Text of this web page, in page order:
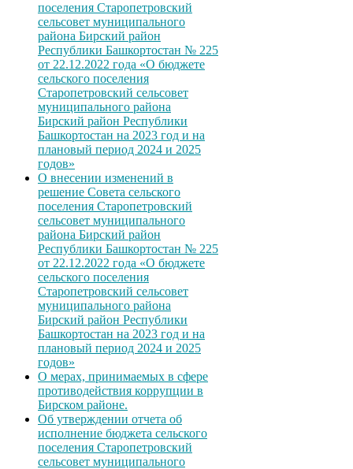
поселения Старопетровский
сельсовет муниципального
района Бирский район
Республики Башкортостан № 225
от 22.12.2022 года «О бюджете
сельского поселения
Старопетровский сельсовет
муниципального района
Бирский район Республики
Башкортостан на 2023 год и на
плановый период 2024 и 2025
годов»
О внесении изменений в
решение Совета сельского
поселения Старопетровский
сельсовет муниципального
района Бирский район
Республики Башкортостан № 225
от 22.12.2022 года «О бюджете
сельского поселения
Старопетровский сельсовет
муниципального района
Бирский район Республики
Башкортостан на 2023 год и на
плановый период 2024 и 2025
годов»
О мерах, принимаемых в сфере
противодействия коррупции в
Бирском районе.
Об утверждении отчета об
исполнение бюджета сельского
поселения Старопетровский
сельсовет муниципального